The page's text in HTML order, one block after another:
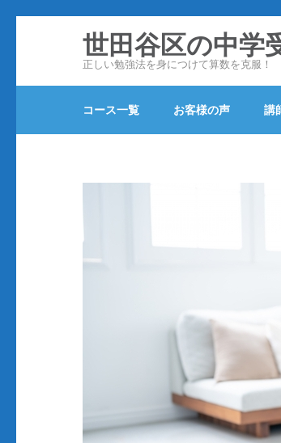
ン
へ
世田谷区の中学
正しい勉強法を身につけて算数を克服！
コース一覧 お客様の声 講